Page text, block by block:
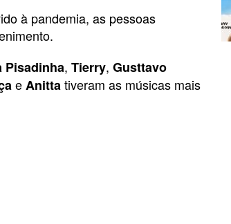
à pandemia, as pessoas
Pisadinha, Tierry, Gusttavo
eAnittativeram as músicas mais